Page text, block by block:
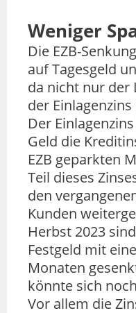
Weniger
Die EZB-
auf Tagesgeld
da nicht nur der
der
Der
Geld die
EZB geparkten
Teil dieses
den
Kunden
Herbst 2023
Festgeld mit
Monaten
könnte sich
Vor allem die